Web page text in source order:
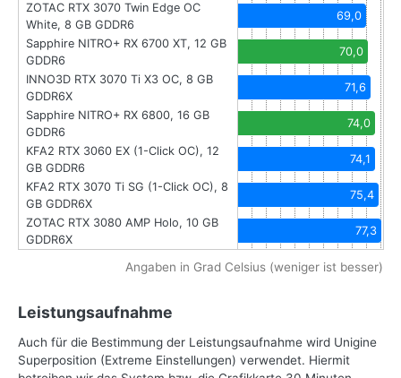
ZOTAC RTX 3070 Twin Edge OC
White, 8 GB GDDR6
69,0
Sapphire NITRO+ RX 6700 XT, 12 GB
GDDR6
70,0
INNO3D RTX 3070 Ti X3 OC, 8 GB
GDDR6X
71,6
Sapphire NITRO+ RX 6800, 16 GB
GDDR6
74,0
KFA2 RTX 3060 EX (1-Click OC), 12
GB GDDR6
74,1
KFA2 RTX 3070 Ti SG (1-Click OC), 8
GB GDDR6X
75,4
ZOTAC RTX 3080 AMP Holo, 10 GB
GDDR6X
77,3
Angaben in Grad Celsius (weniger ist besser)
Leistungsaufnahme
Auch für die Bestimmung der Leistungsaufnahme wird Unigine
Superposition (Extreme Einstellungen) verwendet. Hiermit